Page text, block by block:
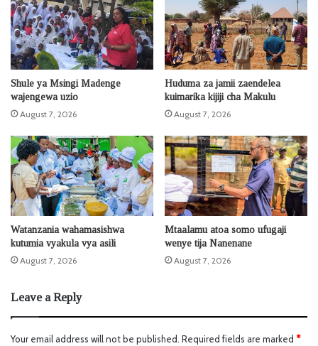
Shule ya Msingi Madenge
wajengewa uzio
August 7, 2026
Huduma za jamii zaendelea
kuimarika kijiji cha Makulu
August 7, 2026
Watanzania wahamasishwa
kutumia vyakula vya asili
August 7, 2026
Mtaalamu atoa somo ufugaji
wenye tija Nanenane
August 7, 2026
Leave a Reply
Your email address will not be published. Required fields are marked *